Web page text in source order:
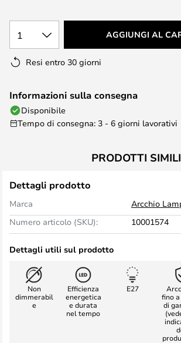
1 AGGIUNGI AL
Resi entro 30 giorni
Informazioni sulla consegna
Disponibile
Tempo di consegna: 3 - 6 giorni lavorativi
PRODOTTI SIMILI
Dettagli prodotto
Marca
Arcchio
Numero articolo (SKU):
10001574
Dettagli utili sul prodotto
Non
dimmerabil
e
Efficienza
energetica
e durata
nel tempo
E27
fino
di